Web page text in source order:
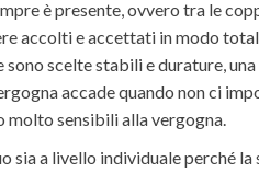
è presente, ovvero tra le
accolti e accettati in modo
scelte stabili e durature,
accade quando non ci
molto sensibili alla vergogna.
sia a livello individuale perché